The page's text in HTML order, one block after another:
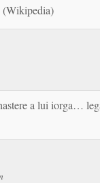
(Wikipedia)
a lui iorga…